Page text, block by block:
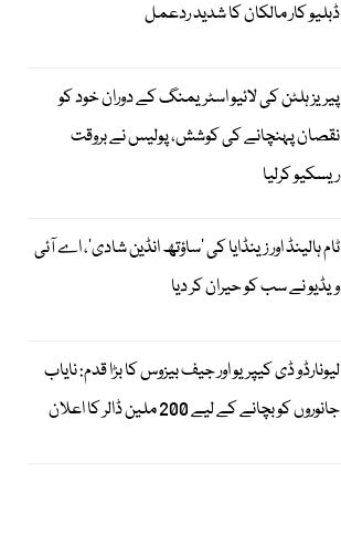
ڈبلیو کار مالکان کا شدید ردعمل
پیریز ہلٹن کی لائیو اسٹریمنگ کے دوران خود کو
نقصان پہنچانے کی کوشش، پولیس نے بروقت
ریسکیو کرلیا
ٹام ہالینڈ اور زینڈایا کی ’ساؤتھ انڈین شادی‘، اے آئی
ویڈیو نے سب کو حیران کر دیا
لیونارڈو ڈی کیپریو اور جیف بیزوس کا بڑا قدم: نایاب
جانوروں کو بچانے کے لیے 200 ملین ڈالر کا اعلان